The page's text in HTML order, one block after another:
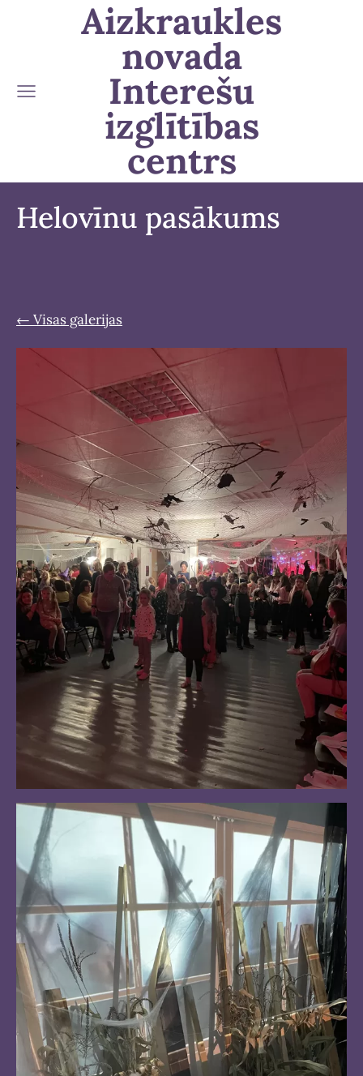
Aizkraukles
novada
Interešu
izglītības
centrs
Helovīnu pasākums
Visas galerijas